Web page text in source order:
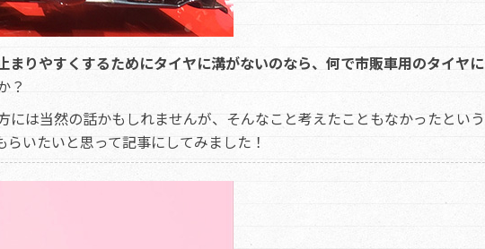
まりやすくするためにタイヤに溝がないのなら、何で市販車用のタイヤに
？
は当然の話かもしれませんが、そんなこと考えたこともなかったという
いたいと思って記事にしてみました！